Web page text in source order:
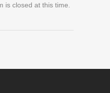
is closed at this time.